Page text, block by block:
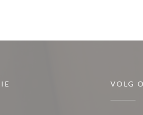
VOLG